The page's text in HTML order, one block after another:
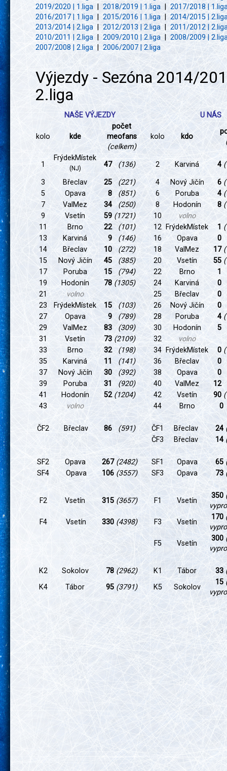
2019/2020 | 1.liga
2018/2019 | 1.liga
2017/2018 |
2016/2017 | 1.liga
2015/2016 | 1.liga| 2014/2015 |
2013/2014 | 2.liga
2012/2013 | 2.liga | 2011/2012 |
2010/2011 | 2.liga |2009/2010 | 2.liga
2008/2009 |
2007/2008 | 2.liga| 2006/2007 | 2.liga
Výjezdy - Sezóna 2014/
2.liga
NAŠE VÝJEZDY U NÁS
kolo kde
počet
meofans
(celkem)
kolo kdo
1
FrýdekMístek
(NJ) 47 (136) 2 Karviná 4
3 Břeclav 25 (221) 4 Nový Jičín 6
5
Opava 8 (851) 6 Poruba 4
7
ValMez 34 (250) 8 Hodonín 8
9
Vsetín 59 (1721) 10
volno
11
Brno 22 (101) 12 FrýdekMístek 1
13
Karviná 9 (146) 16 Opava
0
14
Břeclav 10 (272) 18 ValMez 17
15
Nový Jičín 45 (385) 20 Vsetín 55
17
Poruba 15 (794) 22 Brno
1
19
Hodonín 78 (1305) 24 Karviná
0
21
volno 25 Břeclav
0
23
FrýdekMístek 15 (103) 26 Nový Jičín
0
27
Opava 9 (789) 28 Poruba 4
29
ValMez 83 (309) 30 Hodonín
5
31
Vsetín 73 (2109) 32
volno
33
Brno 32 (198) 34 FrýdekMístek 0
35
Karviná 11 (141) 36 Břeclav
0
37
Nový Jičín 30 (392) 38 Opava
0
39
Poruba 31 (920) 40 ValMez
12
41
Hodonín 52 (1204) 42 Vsetín 90
43
volno 44 Brno 0
ČF2 Břeclav 86 (591) ČF1 Břeclav 24
ČF3
Břeclav 14
SF2 Opava 267(2482) SF1 Opava 65
SF4
Opava 106 (3557) SF3 Opava 73
F2 Vsetín 315 (3657) F1 Vsetín
350
F4
Vsetín 330 (4398) F3 Vsetín
170
F5
Vsetín
300
K2 Sokolov 78 (2962) K1 Tábor 33
K4
Tábor 95 (3791) K5 Sokolov
15